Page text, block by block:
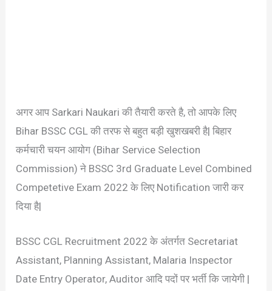
अगर आप Sarkari Naukari की तैयारी करते है, तो आपके लिए
Bihar BSSC CGL की तरफ से बहुत बड़ी खुशखबरी है| बिहार
कर्मचारी चयन आयोग (Bihar Service Selection
Commission) ने BSSC 3rd Graduate Level Combined
Competetive Exam 2022 के लिए Notification जारी कर
दिया है|
BSSC CGL Recruitment 2022 के अंतर्गत Secretariat
Assistant, Planning Assistant, Malaria Inspector
Date Entry Operator, Auditor आदि पदों पर भर्ती कि जायेगी |